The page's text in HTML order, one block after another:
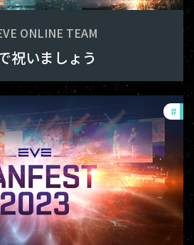
ONLINE TEAM
祝いましょう
#